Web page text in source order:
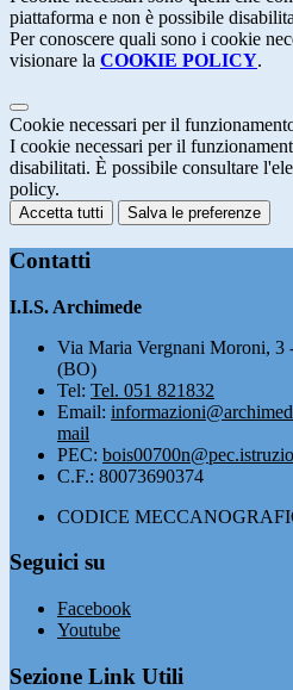
piattaforma e non è possibile
Per conoscere quali sono i cookie
visionare la COOKIE POLICY.
Cookie necessari per il
I cookie necessari per il
disabilitati. È possibile consultare
policy.
Accetta tutti Salva le preferenze
Contatti
I.I.S. Archimede
Via Maria Vergnani Moroni, 3
(BO)
Tel: Tel. 051 821832
Email:
mail
PEC:
C.F.: 80073690374
CODICE
Seguici su
Facebook
Youtube
Sezione Link Utili